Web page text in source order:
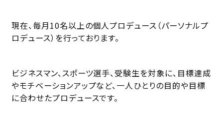
現在、毎月10名以上の個人プロデュース（パーソナルプ
ロデュース）を行っております。
ビジネスマン、スポーツ選手、受験生を対象に、目標達成
やモチベーションアップなど、一人ひとりの目的や目標
に合わせたプロデュースです。